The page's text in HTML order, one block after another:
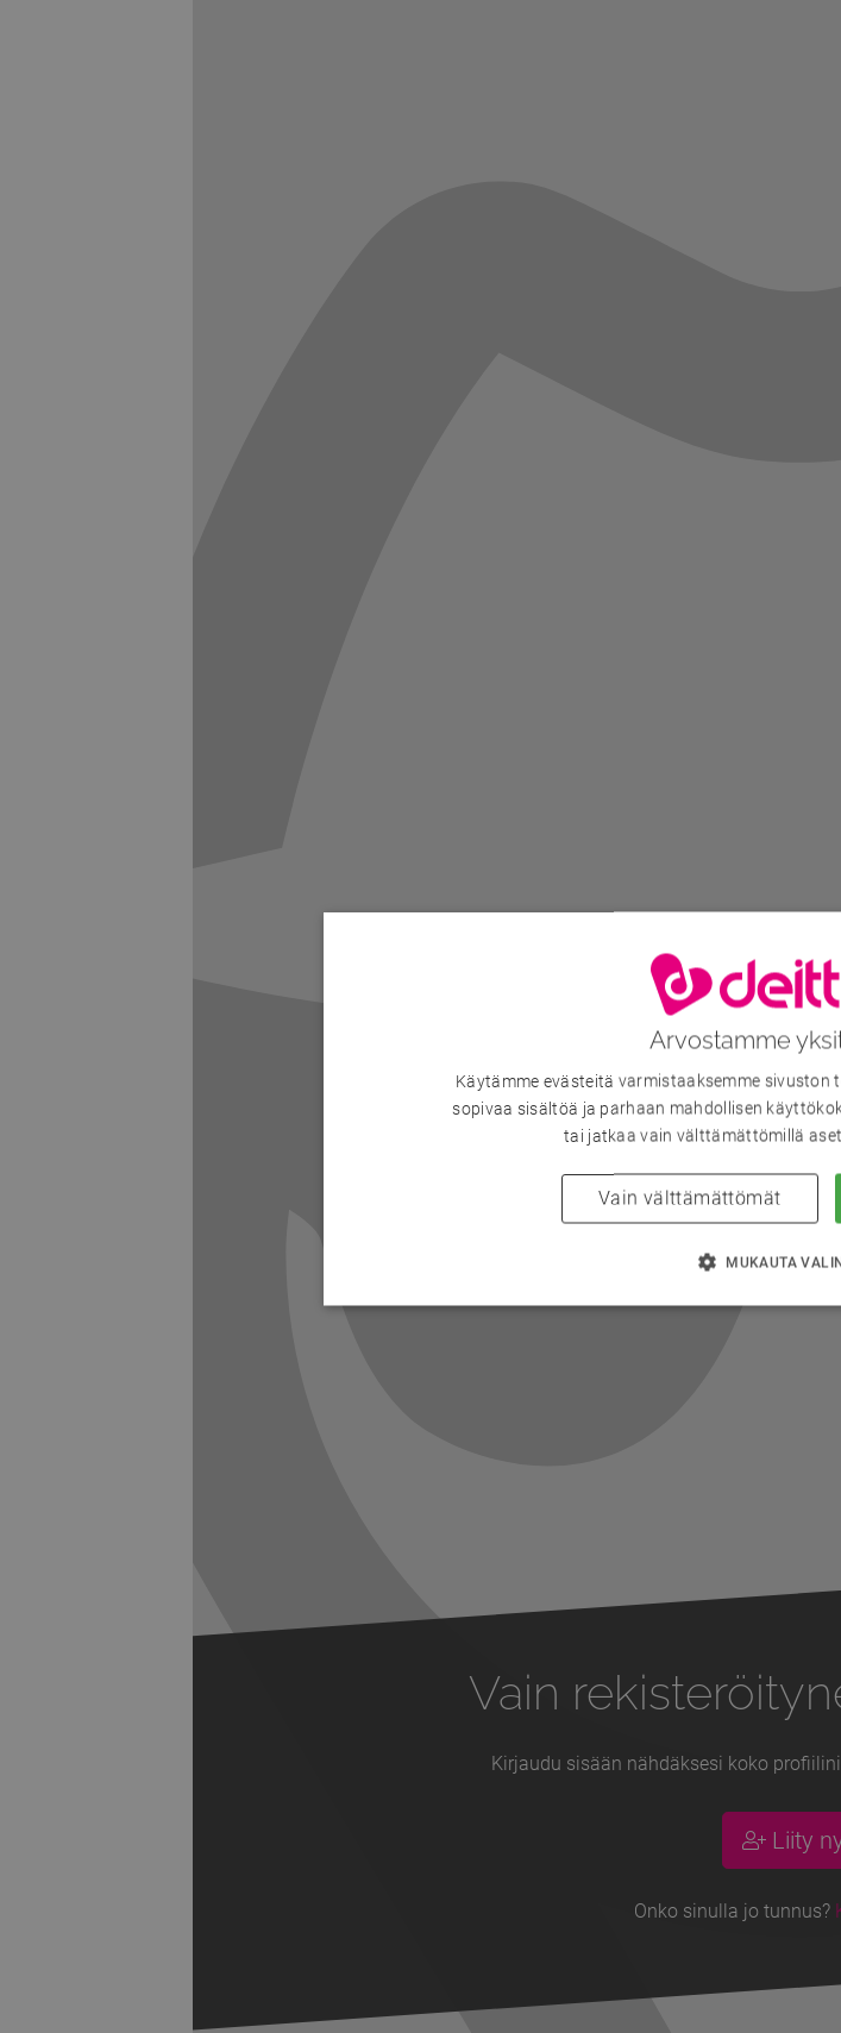
Vain
Kirjaudu sisään nähdäksesi koko
Liity
Onko sinulla jo tunnus?
Arvostamme
Käytämme evästeitä varmistaaksemme sivuston
sopivaa sisältöä ja parhaan mahdollisen
tai jatkaa vain välttämättömillä
Vain välttämättömät
MUKAUTA